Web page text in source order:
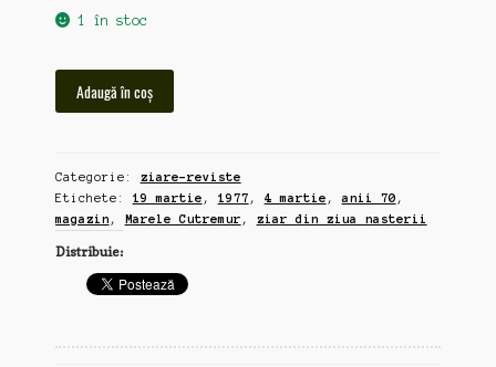
1 în stoc
Magazin,
ziua
nasterii,
19
martie,
1977,
marele
din
Adaugă în coș
Categorie: ziare-reviste
Etichete: 19 martie , 1977 , 4 martie ,anii 70 ,
magazin , Marele Cutremur , ziar din ziua nasterii
Distribuie: